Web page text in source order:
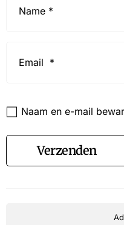
Naam en e-mail
Verzenden